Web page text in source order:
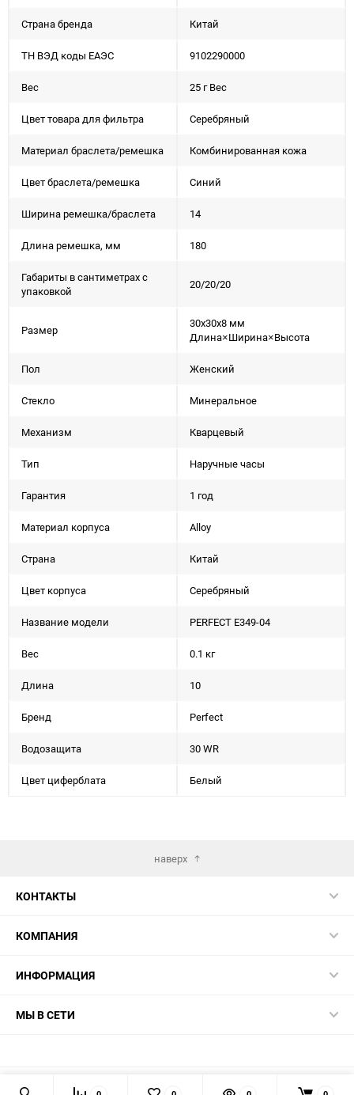
Страна бренда Китай
ТН ВЭД коды ЕАЭС 9102290000
Вес 25 г Вес
Цвет товара для фильтра Серебряный
Материал браслета/ремешка Комбинированная кожа
Цвет браслета/ремешка Синий
Ширина ремешка/браслета 14
Длина ремешка, мм 180
Габариты в сантиметрах с
упаковкой
20/20/20
Размер
30x30x8 мм
Длина×Ширина×Высота
Пол Женский
Стекло Минеральное
Механизм Кварцевый
Тип Наручные часы
Гарантия 1 год
Материал корпуса Alloy
Страна Китай
Цвет корпуса Серебряный
Название модели PERFECT E349-04
Вес 0.1 кг
Длина 10
Бренд Perfect
Водозащита 30 WR
Цвет циферблата Белый
наверх
КОНТАКТЫ
КОМПАНИЯ
ИНФОРМАЦИЯ
МЫ В СЕТИ